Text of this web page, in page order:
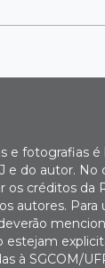
e fotografias
e do autor. No
os créditos da
autores. Para
estejam
à SGCOM/